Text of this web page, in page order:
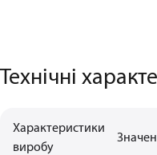
Технічні
Характеристики
виробу